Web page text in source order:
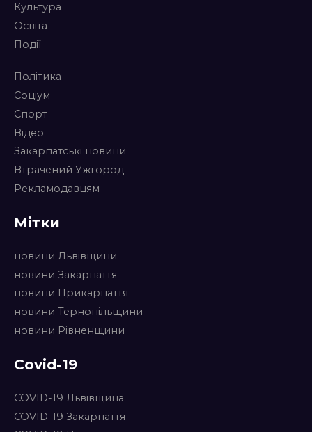
Культура
Освіта
Події
Політика
Соціум
Спорт
Відео
Закарпатські новини
Втрачений Ужгород
Рекламодавцям
Мітки
новини Львівщини
новини Закарпаття
новини Прикарпаття
новини Тернопільщини
новини Рівненщини
Covid-19
COVID-19 Львівщина
COVID-19 Закарпаття